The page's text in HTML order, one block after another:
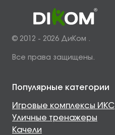
© 2012 - 2026 ДиКом .
Все права защищены.
Популярные категории
Игровые комплексы ИКС
Уличные тренажеры
Качели